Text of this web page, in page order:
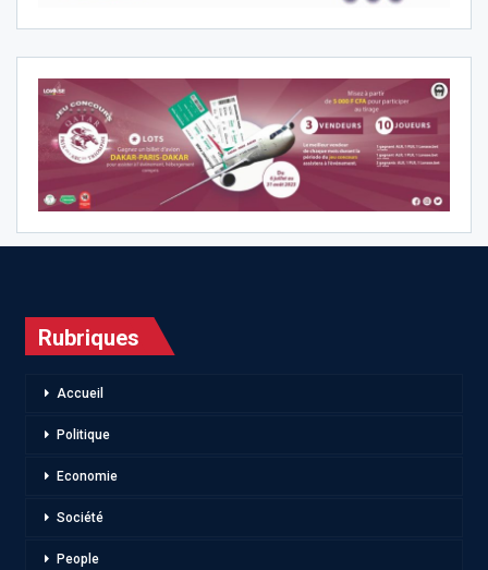
Rubriques
Accueil
Politique
Economie
Société
People